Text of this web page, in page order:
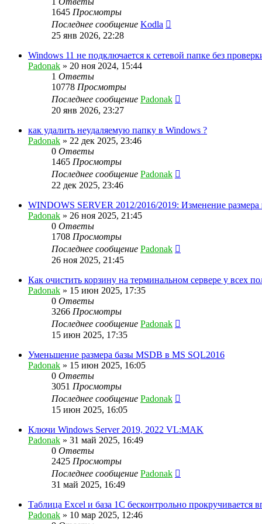
1645 Просмотры
Последнее сообщение Kodla
25 янв 2026, 22:28
Windows 11 не подключается к сетевой папке без
Padonak » 20 ноя 2024, 15:44
1 Ответы
10778 Просмотры
Последнее сообщение Padonak
20 янв 2026, 23:27
как удалить неудаляемую папку в Windows ?
Padonak » 22 дек 2025, 23:46
0 Ответы
1465 Просмотры
Последнее сообщение Padonak
22 дек 2025, 23:46
WINDOWS SERVER 2012/2016/2019: Изменение
Padonak » 26 ноя 2025, 21:45
0 Ответы
1708 Просмотры
Последнее сообщение Padonak
26 ноя 2025, 21:45
Как очистить корзину на терминальном сервере у всех
Padonak » 15 июн 2025, 17:35
0 Ответы
3266 Просмотры
Последнее сообщение Padonak
15 июн 2025, 17:35
Уменьшение размера базы MSDB в MS SQL2016
Padonak » 15 июн 2025, 16:05
0 Ответы
3051 Просмотры
Последнее сообщение Padonak
15 июн 2025, 16:05
Ключи Windows Server 2019, 2022 VL:MAK⁠⁠
Padonak » 31 май 2025, 16:49
0 Ответы
2425 Просмотры
Последнее сообщение Padonak
31 май 2025, 16:49
Таблица Excel и база 1С бесконтрольно прокручивается
Padonak » 10 мар 2025, 12:46